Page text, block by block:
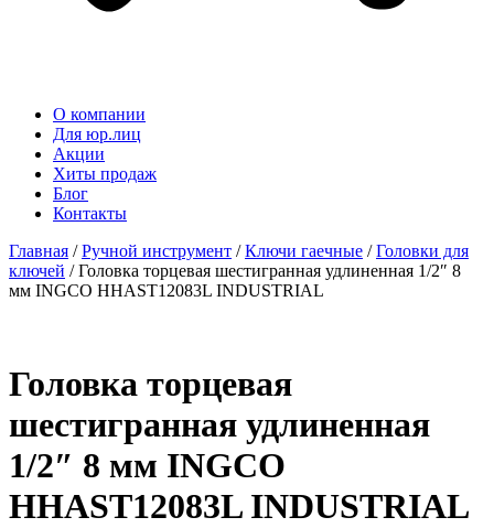
О компании
Для юр.лиц
Акции
Хиты продаж
Блог
Контакты
Главная /Ручной инструмент /Ключи гаечные /Головки для
ключей / Головка торцевая шестигранная удлиненная 1/2″ 8
мм INGCO HHAST12083L INDUSTRIAL
Головка торцевая
шестигранная удлиненная
1/2″ 8 мм INGCO
HHAST12083L INDUSTRIAL